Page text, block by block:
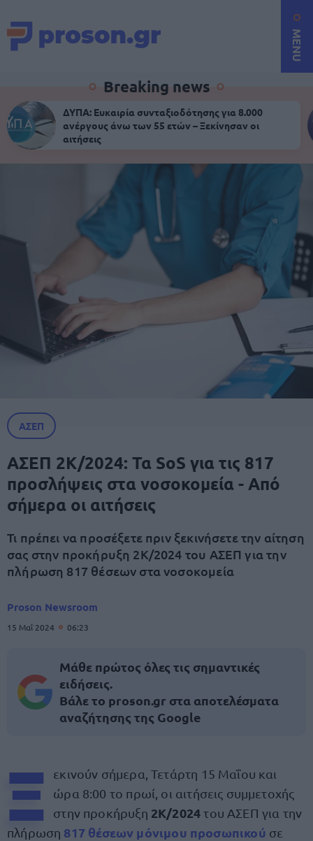
MENU
Breaking news
ΔΥΠΑ: Ευκαιρία συνταξιοδότησης για 8.000
ανέργους άνω των 55 ετών – Ξεκίνησαν οι
αιτήσεις
ΑΣΕΠ
ΑΣΕΠ 2Κ/2024: Τα SoS για τις 817
προσλήψεις στα νοσοκομεία - Από
σήμερα οι αιτήσεις
Τι πρέπει να προσέξετε πριν ξεκινήσετε την αίτηση
σας στην προκήρυξη 2Κ/2024 του ΑΣΕΠ για την
πλήρωση 817 θέσεων στα νοσοκομεία
Proson Newsroom
15 Μαΐ 2024 06:23
Μάθε πρώτος όλες τις σημαντικές
ειδήσεις.
Βάλε το proson.gr στα αποτελέσματα
αναζήτησης της Google
Ξ
εκινούν σήμερα, Τετάρτη 15 Μαΐου και
ώρα 8:00 το πρωί, οι αιτήσεις συμμετοχής
στην προκήρυξη 2Κ/2024του ΑΣΕΠ για την
πλήρωση 817 θέσεων μόνιμου προσωπικού σε